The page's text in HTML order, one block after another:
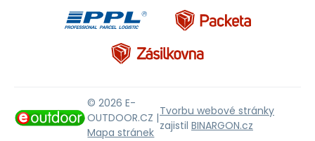
© 2026 E-
OUTDOOR.CZ |
Mapa stránek
Tvorbu webové stránky
zajistil BINARGON.cz